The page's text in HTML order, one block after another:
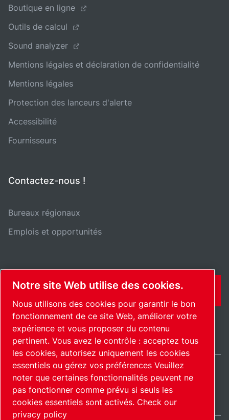
Boutique en ligne
Outils de calcul
Sound analyzer
Mentions légales et déclaration de confidentialité
Mentions légales
Protection des lanceurs d'alerte
Accessibilité
Fournisseurs
Contactez-nous !
Bureaux régionaux
Emplois et opportunités
CONTACT
Plan du siteGérer les cookies© 2026 Copyright.
International / FR
Notre site Web utilise des cookies.
Nous utilisons des cookies pour garantir le bon
fonctionnement de ce site Web, améliorer votre
expérience et vous proposer du contenu
pertinent. Vous avez le contrôle : acceptez tous
les cookies, autorisez uniquement les cookies
essentiels ou gérez vos préférences Veuillez
noter que certaines fonctionnalités peuvent ne
pas fonctionner comme prévu si seuls les
cookies essentiels sont activés. Check our
privacy policy